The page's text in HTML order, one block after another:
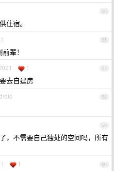
55
住宿。
56
辈！
57
1
去自建房
58
59
，不需要自己独处的空间吗，所有
60
1